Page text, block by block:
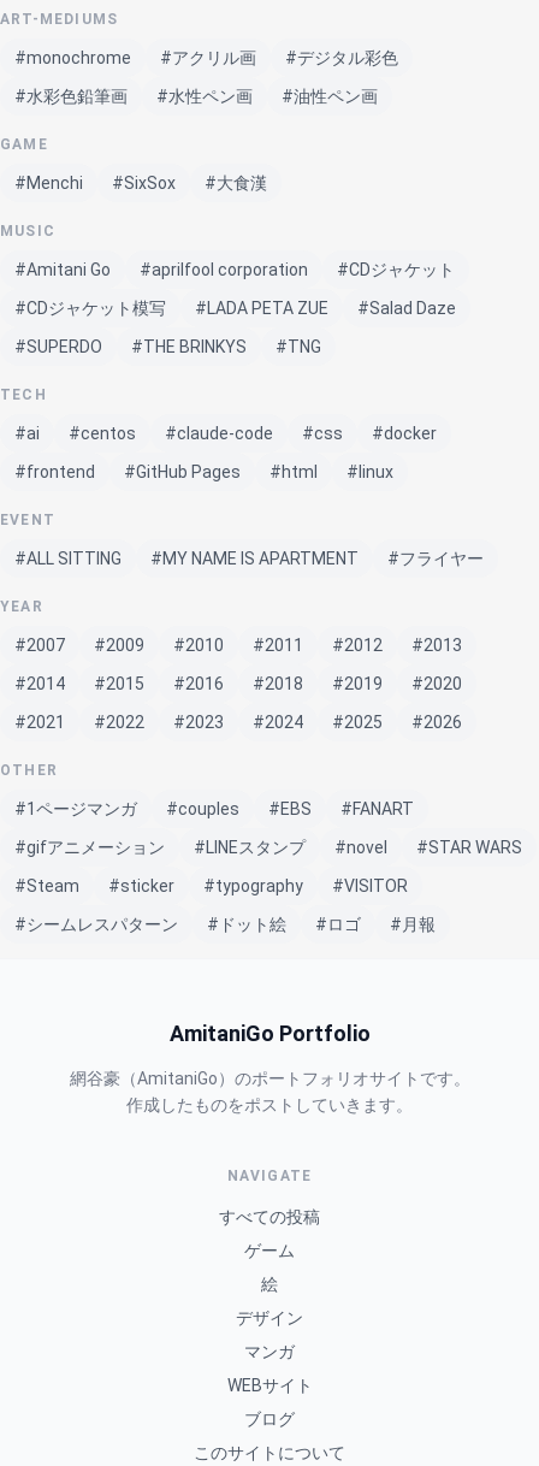
ART-MEDIUMS
#monochrome #アクリル画
#デジタル彩色
#水彩色鉛筆画
#水性ペン画 #油性ペン画
GAME
#Menchi #SixSox #大食漢
MUSIC
#Amitani Go #aprilfool corporation
#CDジャケット
#CDジャケット模写
#LADA PETA ZUE
#Salad Daze
#SUPERDO
#THE BRINKYS #TNG
TECH
#ai #centos #claude-code #css
#docker
#frontend
#GitHub Pages #html #linux
EVENT
#ALL SITTING #MY NAME IS APARTMENT #フライヤー
YEAR
#2007 #2009 #2010 #2011 #2012
#2013
#2014
#2015 #2016 #2018 #2019
#2020
#2021
#2022 #2023 #2024 #2025 #2026
OTHER
#1ページマンガ #couples #EBS
#FANART
#gifアニメーション
#LINEスタンプ #novel
#STAR WARS
#Steam
#sticker #typography
#VISITOR
#シームレスパターン
#ドット絵 #ロゴ #月報
AmitaniGo Portfolio
網谷豪（AmitaniGo）のポートフォリオサイトです。
作成したものをポストしていきます。
NAVIGATE
すべての投稿
ゲーム
絵
デザイン
マンガ
WEBサイト
ブログ
このサイトについて